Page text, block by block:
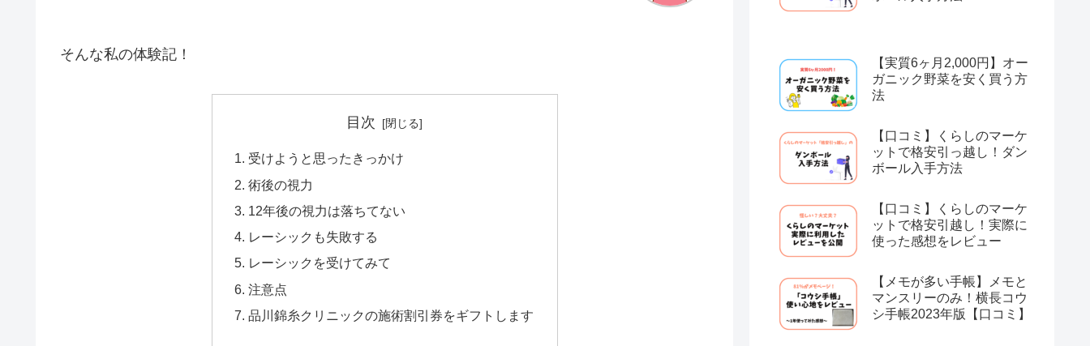
そんな私の体験記！
目次
受けようと思ったきっかけ
術後の視力
12年後の視力は落ちてない
レーシックも失敗する
レーシックを受けてみて
注意点
品川錦糸クリニックの施術割引券をギフトします
【実質6ヶ月2,000円】オー
ガニック野菜を安く買う方
法
【口コミ】くらしのマーケ
ットで格安引っ越し！ダン
ボール入手方法
【口コミ】くらしのマーケ
ットで格安引越し！実際に
使った感想をレビュー
【メモが多い手帳】メモと
マンスリーのみ！横長コウ
シ手帳2023年版【口コミ】